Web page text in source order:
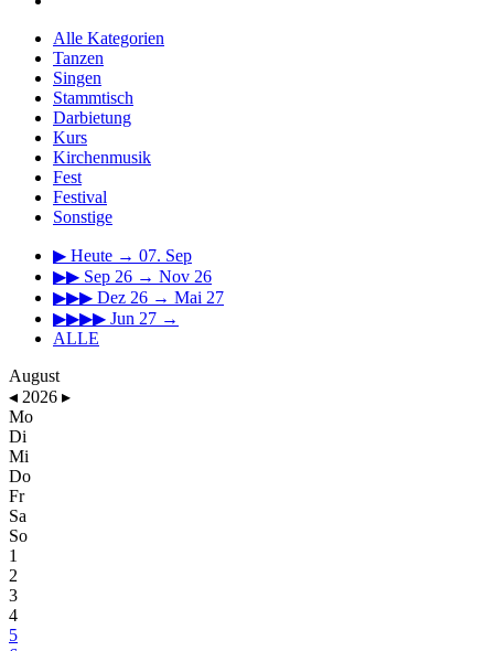
Alle Kategorien
Tanzen
Singen
Stammtisch
Darbietung
Kurs
Kirchenmusik
Fest
Festival
Sonstige
▶ Heute → 07. Sep
▶▶ Sep 26 → Nov 26
▶▶▶ Dez 26 → Mai 27
▶▶▶▶ Jun 27 →
ALLE
August
◂ 2026 ▸
Mo
Di
Mi
Do
Fr
Sa
So
1
2
3
4
5